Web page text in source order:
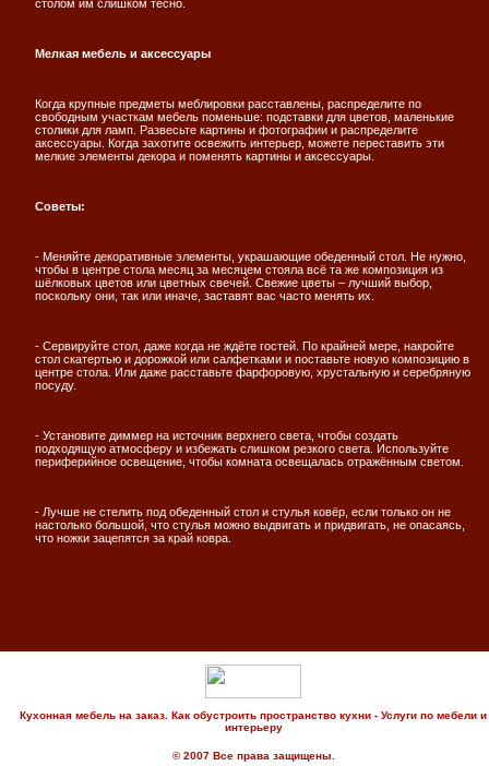
столом им слишком тесно.
Мелкая мебель и аксессуары
Когда крупные предметы меблировки расставлены, распределите по
свободным участкам мебель поменьше: подставки для цветов, маленькие
столики для ламп. Развесьте картины и фотографии и распределите
аксессуары. Когда захотите освежить интерьер, можете переставить эти
мелкие элементы декора и поменять картины и аксессуары.
Советы:
- Меняйте декоративные элементы, украшающие обеденный стол. Не нужно,
чтобы в центре стола месяц за месяцем стояла всё та же композиция из
шёлковых цветов или цветных свечей. Свежие цветы – лучший выбор,
поскольку они, так или иначе, заставят вас часто менять их.
- Сервируйте стол, даже когда не ждёте гостей. По крайней мере, накройте
стол скатертью и дорожкой или салфетками и поставьте новую композицию в
центре стола. Или даже расставьте фарфоровую, хрустальную и серебряную
посуду.
- Установите диммер на источник верхнего света, чтобы создать
подходящую атмосферу и избежать слишком резкого света. Используйте
периферийное освещение, чтобы комната освещалась отражённым светом.
- Лучше не стелить под обеденный стол и стулья ковёр, если только он не
настолько большой, что стулья можно выдвигать и придвигать, не опасаясь,
что ножки зацепятся за край ковра.
Кухонная мебель на заказ. Как обустроить пространство кухни - Услуги по мебели и
интерьеру
© 2007 Все права защищены.